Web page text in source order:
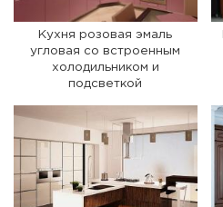
Кухня розовая эмаль
угловая со встроенным
холодильником и
подсветкой